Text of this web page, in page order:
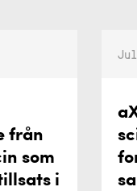
från
som
i